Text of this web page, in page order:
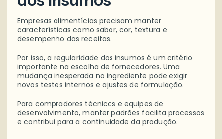
Empresas alimentícias precisam manter
características como sabor, cor, textura e
desempenho das receitas.
Por isso, a regularidade dos insumos é um critério
importante na escolha de fornecedores. Uma
mudança inesperada no ingrediente pode exigir
novos testes internos e ajustes de formulação.
Para compradores técnicos e equipes de
desenvolvimento, manter padrões facilita processos
e contribui para a continuidade da produção.